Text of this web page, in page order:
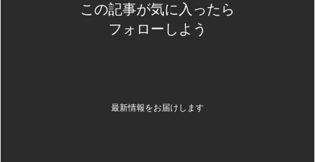
この記事が気に入ったら
フォローしよう
最新情報をお届けします